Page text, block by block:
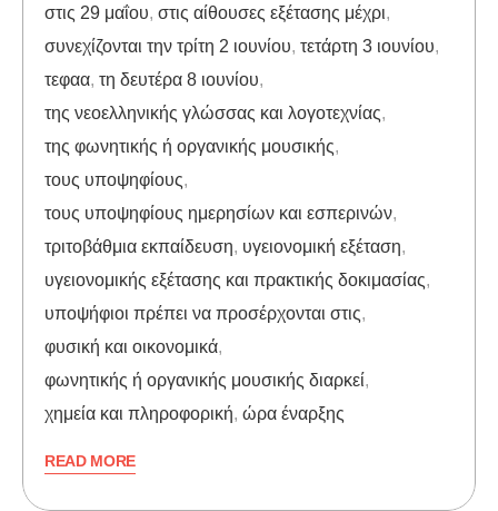
στις 29 μαΐου, στις αίθουσες εξέτασης μέχρι,
συνεχίζονται την τρίτη 2 ιουνίου, τετάρτη 3 ιουνίου,
τεφαα, τη δευτέρα 8 ιουνίου,
της νεοελληνικής γλώσσας και λογοτεχνίας,
της φωνητικής ή οργανικής μουσικής,
τους υποψηφίους,
τους υποψηφίους ημερησίων και εσπερινών,
τριτοβάθμια εκπαίδευση, υγειονομική εξέταση,
υγειονομικής εξέτασης και πρακτικής δοκιμασίας,
υποψήφιοι πρέπει να προσέρχονται στις,
φυσική και οικονομικά,
φωνητικής ή οργανικής μουσικής διαρκεί,
χημεία και πληροφορική, ώρα έναρξης
READ MORE